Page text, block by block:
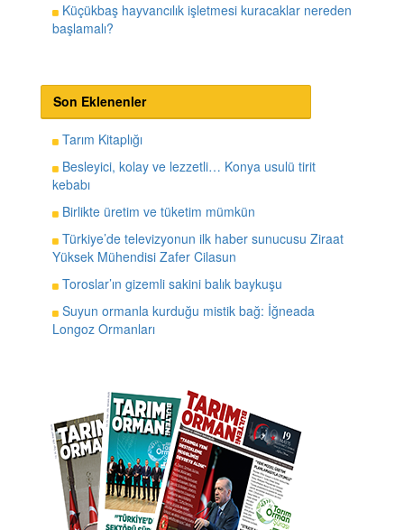
Küçükbaş hayvancılık işletmesi kuracaklar nereden
başlamalı?
Son Eklenenler
Tarım Kitaplığı
Besleyici, kolay ve lezzetli… Konya usulü tirit
kebabı
Birlikte üretim ve tüketim mümkün
Türkiye’de televizyonun ilk haber sunucusu Ziraat
Yüksek Mühendisi Zafer Cilasun
Toroslar’ın gizemli sakini balık baykuşu
Suyun ormanla kurduğu mistik bağ: İğneada
Longoz Ormanları